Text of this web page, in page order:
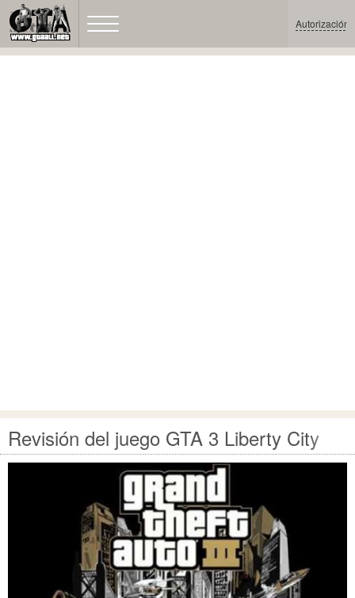
Autorización
Revisión del juego GTA 3 Liberty City